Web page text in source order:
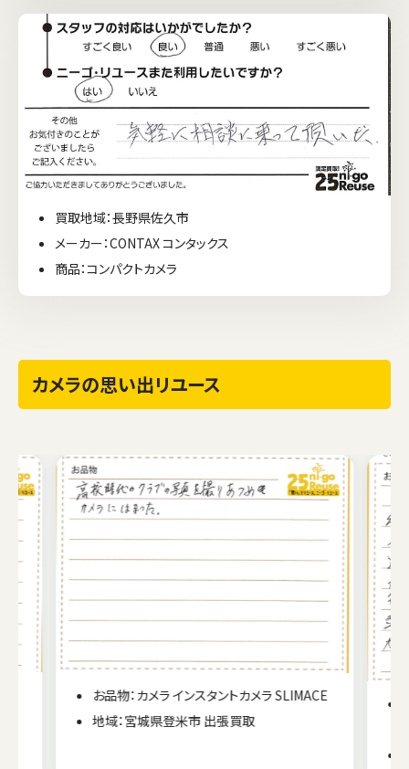
買取地域：長野県佐久市
メーカー：CONTAX コンタックス
商品：コンパクトカメラ
カメラの思い出リユース
お品物：カメラ インスタントカメラ SLIMACE
地域：宮城県登米市 出張買取